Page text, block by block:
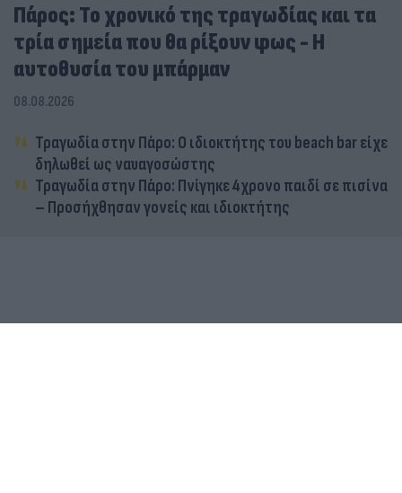
Πάρος: Το χρονικό της τραγωδίας και τα
τρία σημεία που θα ρίξουν φως - Η
αυτοθυσία του μπάρμαν
08.08.2026
Τραγωδία στην Πάρο: Ο ιδιοκτήτης του beach bar είχε
δηλωθεί ως ναυαγοσώστης
Τραγωδία στην Πάρο: Πνίγηκε 4χρονο παιδί σε πισίνα
– Προσήχθησαν γονείς και ιδιοκτήτης